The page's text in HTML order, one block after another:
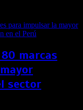
marcas
sector